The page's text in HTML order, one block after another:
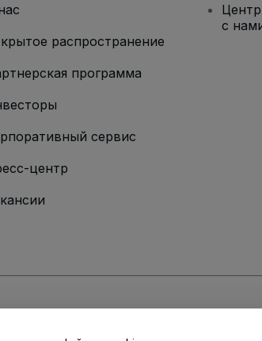
распространение
программа
сервис
центр
с